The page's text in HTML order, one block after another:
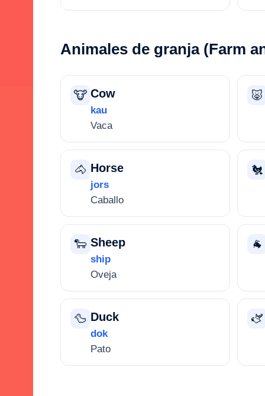
Animales de granja (Farm
🐮 Cow
kau
Vaca
🐷
🐴 Horse
jors
Caballo
🐔
🐑 Sheep
ship
Oveja
🐐
🦆 Duck
dok
Pato
🫏